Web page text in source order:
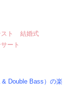
ト
結婚式
ート
Double Bass）の楽